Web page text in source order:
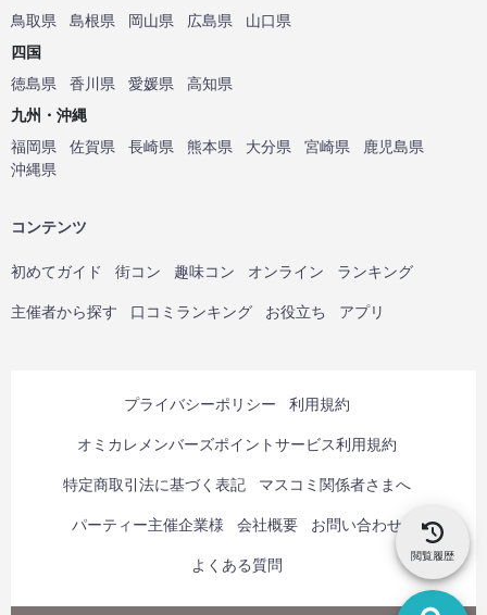
閲覧履歴
鳥取県
島根県 岡山県 広島県
山口県
四国
徳島県
香川県 愛媛県
高知県
九州・沖縄
福岡県
佐賀県 長崎県 熊本県 大分県 宮崎県
鹿児島県
沖縄県
コンテンツ
初めてガイド 街コン 趣味コン オンライン ランキング
主催者から探す 口コミランキング お役立ち アプリ
プライバシーポリシー 利用規約
オミカレメンバーズポイントサービス利用規約
特定商取引法に基づく表記 マスコミ関係者さまへ
パーティー主催企業様 会社概要 お問い合わせ
よくある質問